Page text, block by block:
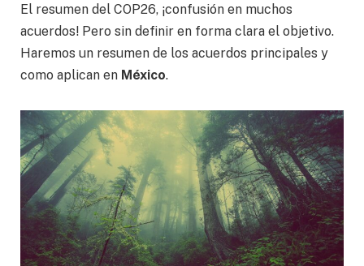
El resumen del COP26, ¡confusión en muchos
acuerdos! Pero sin definir en forma clara el objetivo.
Haremos un resumen de los acuerdos principales y
como aplican en México.